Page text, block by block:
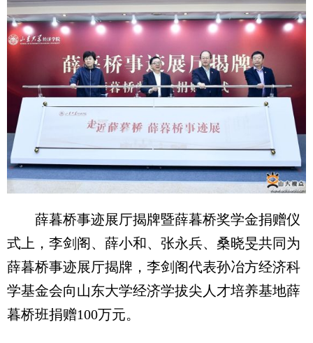
薛暮桥事迹展厅揭牌暨薛暮桥奖学金捐赠仪
式上，李剑阁、薛小和、张永兵、桑晓旻共同为
薛暮桥事迹展厅揭牌，李剑阁代表孙冶方经济科
学基金会向山东大学经济学拔尖人才培养基地薛
暮桥班捐赠100万元。